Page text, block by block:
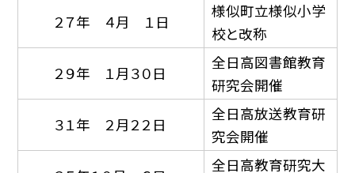
２７年 ４月 １日
様似町立様似小学
校と改称
２９年 １月３０日
全日高図書館教育
研究会開催
３１年 ２月２２日
全日高放送教育研
究会開催
全日高教育研究大